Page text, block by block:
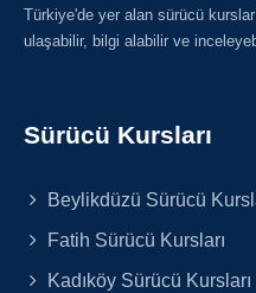
Türkiye'de yer alan sürücü
ulaşabilir, bilgi alabilir ve
Sürücü Kursları
Beylikdüzü Sürücü
Fatih Sürücü Kursları
Kadıköy Sürücü Kursları